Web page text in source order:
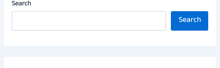
Search
Search